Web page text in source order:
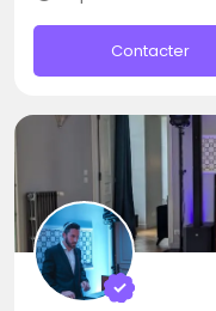
Contacter